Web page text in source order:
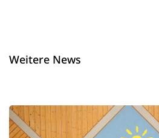
Weitere News